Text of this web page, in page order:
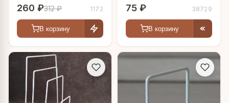
260 ₽312 ₽ 1172
В корзину
75 ₽ 38729
В корзину